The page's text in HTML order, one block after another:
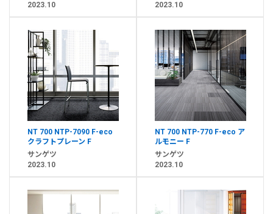
2023.10
2023.10
NT 700 NTP-7090 F-eco
クラフトプレーン F
サンゲツ
2023.10
NT 700 NTP-770 F-eco ア
ルモニー F
サンゲツ
2023.10